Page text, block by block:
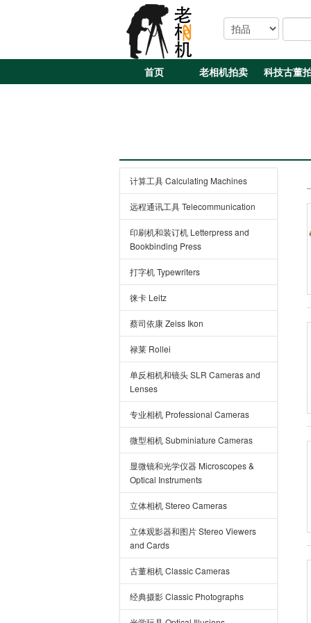
首页 老相机拍卖 科技古董
计算工具 Calculating Machines
远程通讯工具 Telecommunication
印刷机和装订机 Letterpress and
Bookbinding Press
打字机 Typewriters
徕卡 Leitz
蔡司依康 Zeiss Ikon
禄莱 Rollei
单反相机和镜头 SLR Cameras and
Lenses
专业相机 Professional Cameras
微型相机 Subminiature Cameras
显微镜和光学仪器 Microscopes &
Optical Instruments
立体相机 Stereo Cameras
立体观影器和图片 Stereo Viewers
and Cards
古董相机 Classic Cameras
经典摄影 Classic Photographs